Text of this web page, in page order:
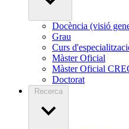
Docència (visió
Grau
Curs
Màster Oficial
Màster Oficial
Doctorat
Recerca